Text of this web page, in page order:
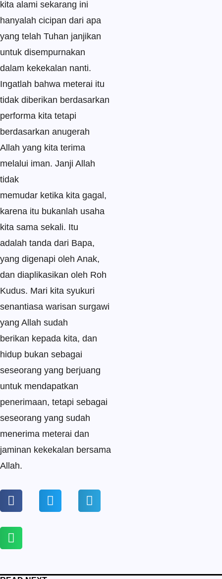
kita alami sekarang ini
hanyalah cicipan dari apa
yang telah Tuhan janjikan
untuk disempurnakan
dalam kekekalan nanti.
Ingatlah bahwa meterai itu
tidak diberikan berdasarkan
performa kita tetapi
berdasarkan anugerah
Allah yang kita terima
melalui iman. Janji Allah
tidak
memudar ketika kita gagal,
karena itu bukanlah usaha
kita sama sekali. Itu
adalah tanda dari Bapa,
yang digenapi oleh Anak,
dan diaplikasikan oleh Roh
Kudus. Mari kita syukuri
senantiasa warisan surgawi
yang Allah sudah
berikan kepada kita, dan
hidup bukan sebagai
seseorang yang berjuang
untuk mendapatkan
penerimaan, tetapi sebagai
seseorang yang sudah
menerima meterai dan
jaminan kekekalan bersama
Allah.